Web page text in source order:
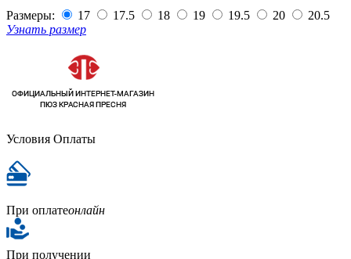
Размеры:
17 17.5 18 19 19.5 20
20.5
Узнать размер
Условия Оплаты
При оплатеонлайн
При получении